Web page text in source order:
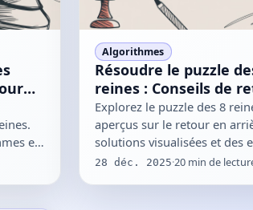
et
Algorithmes
Résoudre le puzzle
reines : Conseils de
arrière et solutions
Explorez le puzzle des 8
aperçus sur le retour en
solutions visualisées et des
code pratiques pour…
28 déc. 2025·20 min de